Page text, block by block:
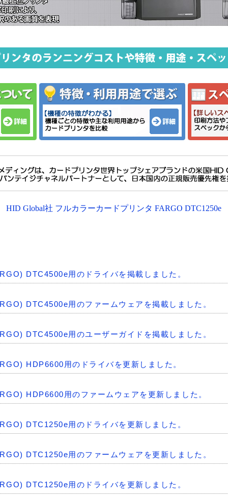
HID Global社 フルカラーカードプリンタ FARGO DTC1250e
DTC4500e用のドライバを掲載しました。
DTC4500e用のファームウェアを掲載しました。
DTC4500e用のユーザーガイドを掲載しました。
HDP6600用のドライバを更新しました。
HDP6600用のファームウェアを更新しました。
DTC1250e用のドライバを更新しました。
DTC1250e用のファームウェアを更新しました。
DTC1250e用のドライバを更新しました。